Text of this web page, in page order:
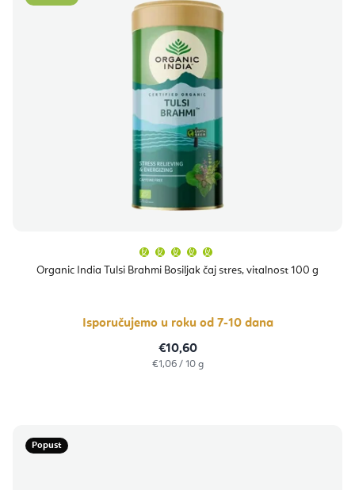
Organic India Tulsi Brahmi Bosiljak čaj stres, vitalnost 100 g
proizvoda
je
zvjezdica.
Isporučujemo u roku od 7-10 dana
€10,60
Izračunaj
€1,06 / 10 g
Popust